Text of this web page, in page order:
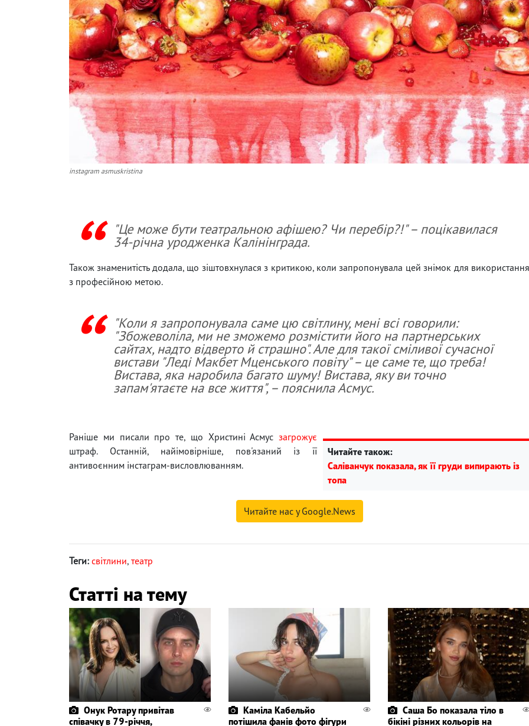
instagram asmuskristina
"Це може бути театральною афішею? Чи перебір?!" – поцікавилася
34-річна уродженка Калінінграда.
Також знаменитість додала, що зіштовхнулася з критикою, коли запропонувала цей знімок для використання
з професійною метою.
"Коли я запропонувала саме цю світлину, мені всі говорили:
"Збожеволіла, ми не зможемо розмістити його на партнерських
сайтах, надто відверто й страшно". Але для такої сміливої сучасної
вистави "Леді Макбет Мценського повіту" – це саме те, що треба!
Вистава, яка наробила багато шуму! Вистава, яку ви точно
запам'ятаєте на все життя", – пояснила Асмус.
Читайте також:
Саліванчук показала, як її груди випирають із
топа
Раніше ми писали про те, що Христині Асмус загрожує
штраф. Останній, найімовірніше, пов'язаний із її
антивоєнним інстаграм-висловлюванням.
Читайте нас у Google.News
Теги: світлини, театр
Статті на тему
Онук Ротару привітав
співачку в 79-річчя,
Каміла Кабельйо
потішила фанів фото фігури
Саша Бо показала тіло в
бікіні різних кольорів на